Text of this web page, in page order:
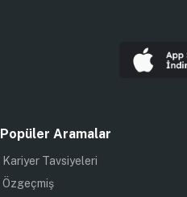
Popüler Aramalar
Kariyer Tavsiyeleri
Özgeçmiş